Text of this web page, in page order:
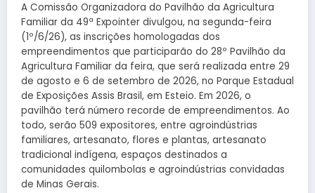
A Comissão Organizadora do Pavilhão da Agricultura
Familiar da 49ª Expointer divulgou, na segunda-feira
(1º/6/26), as inscrições homologadas dos
empreendimentos que participarão do 28º Pavilhão da
Agricultura Familiar da feira, que será realizada entre 29
de agosto e 6 de setembro de 2026, no Parque Estadual
de Exposições Assis Brasil, em Esteio. Em 2026, o
pavilhão terá número recorde de empreendimentos. Ao
todo, serão 509 expositores, entre agroindústrias
familiares, artesanato, flores e plantas, artesanato
tradicional indígena, espaços destinados a
comunidades quilombolas e agroindústrias convidadas
de Minas Gerais.